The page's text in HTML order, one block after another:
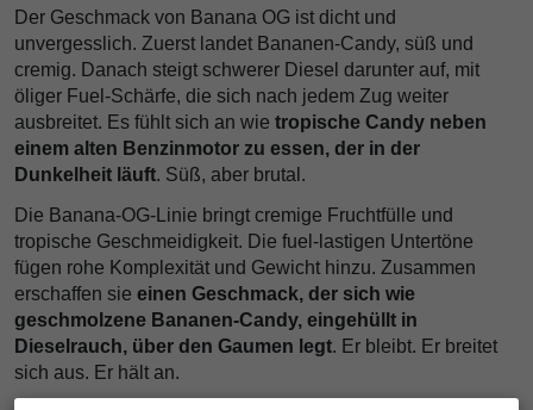
Der Geschmack von Banana OG ist dicht und
unvergesslich. Zuerst landet Bananen-Candy, süß und
cremig. Danach steigt schwerer Diesel darunter auf, mit
öliger Fuel-Schärfe, die sich nach jedem Zug weiter
ausbreitet. Es fühlt sich an wie tropische Candy neben
einem alten Benzinmotor zu essen, der in der
Dunkelheit läuft. Süß, aber brutal.
Die Banana-OG-Linie bringt cremige Fruchtfülle und
tropische Geschmeidigkeit. Die fuel-lastigen Untertöne
fügen rohe Komplexität und Gewicht hinzu. Zusammen
erschaffen sie einen Geschmack, der sich wie
geschmolzene Bananen-Candy, eingehüllt in
Dieselrauch, über den Gaumen legt. Er bleibt. Er breitet
sich aus. Er hält an.